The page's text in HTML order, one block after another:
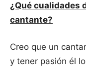
¿Qué cualidades
cantante?
Creo que un
y tener pasión él